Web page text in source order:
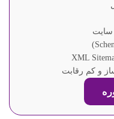
سایت
و کم رقابت